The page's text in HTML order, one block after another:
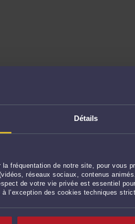
Détails
fréquentation de notre site, pour vous
réseaux sociaux, contenus
de votre vie privée est essentiel
l’exception des cookies techniques